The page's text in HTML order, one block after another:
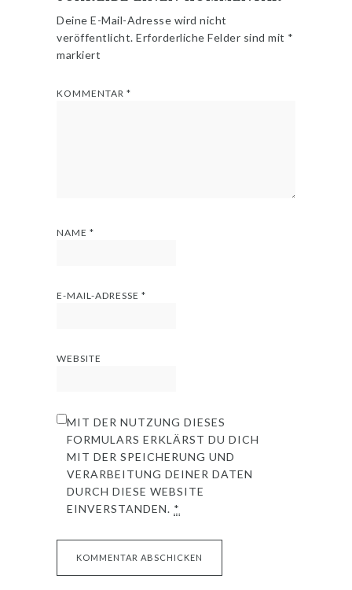
Deine E-Mail-Adresse wird nicht
veröffentlicht. Erforderliche Felder sind mit *
markiert
KOMMENTAR*
NAME*
E-MAIL-ADRESSE*
WEBSITE
MIT DER NUTZUNG DIESES
FORMULARS ERKLÄRST DU DICH
MIT DER SPEICHERUNG UND
VERARBEITUNG DEINER DATEN
DURCH DIESE WEBSITE
EINVERSTANDEN. *